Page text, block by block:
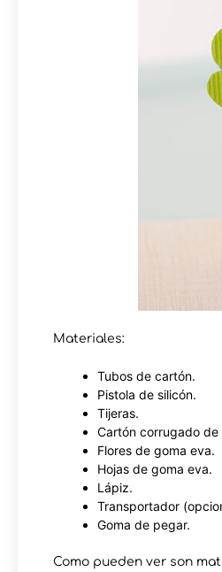
Materiales:
Tubos de cartón.
Pistola de silicón.
Tijeras.
Cartón corrugado
Flores de goma eva.
Hojas de goma eva.
Lápiz.
Transportador
Goma de pegar.
Como pueden ver son